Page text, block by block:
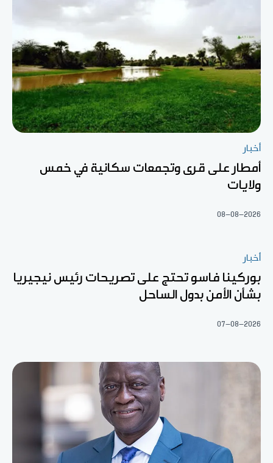
أخبار
أمطار على قرى وتجمعات سكانية في خمس
ولايات
08-08-2026
أخبار
بوركينا فاسو تحتج على تصريحات رئيس نيجيريا
بشأن الأمن بدول الساحل
07-08-2026